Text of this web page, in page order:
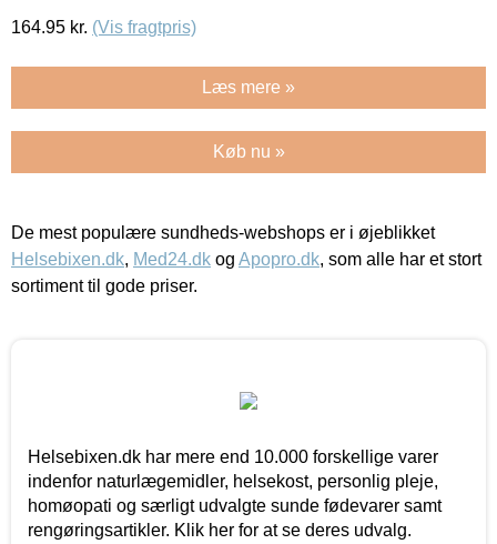
164.95 kr. (Vis fragtpris)
Læs mere »
Køb nu »
De mest populære sundheds-webshops er i øjeblikket
Helsebixen.dk, Med24.dk og Apopro.dk, som alle har et stort
sortiment til gode priser.
Helsebixen.dk har mere end 10.000 forskellige varer
indenfor naturlægemidler, helsekost, personlig pleje,
homøopati og særligt udvalgte sunde fødevarer samt
rengøringsartikler. Klik her for at se deres udvalg.